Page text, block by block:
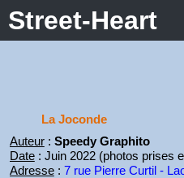
Street-Heart
La Joconde
Auteur: Speedy Graphito
Date: Juin 2022 (photos prises
Adresse: 7 rue Pierre Curtil -